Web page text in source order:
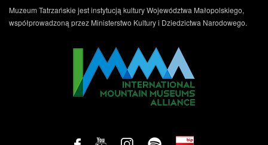
Muzeum Tatrzańskie jest instytucją kultury Województwa Małopolskiego,
współprowadzoną przez Ministerstwo Kultury i Dziedzictwa Narodowego.
.